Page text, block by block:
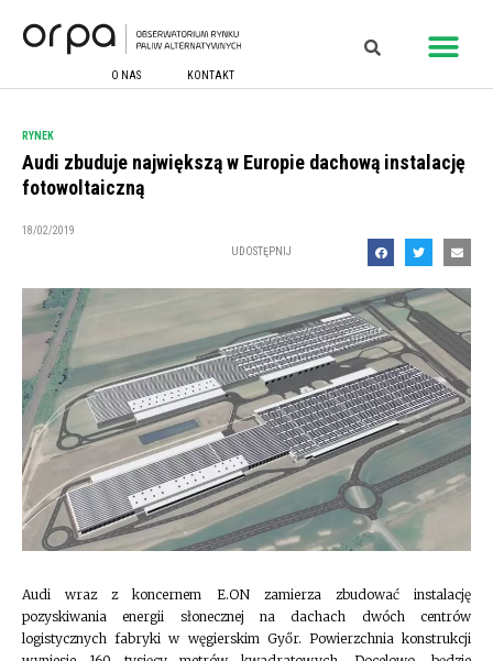
O NAS KONTAKT
RYNEK
Audi zbuduje największą w Europie dachową instalację
fotowoltaiczną
18/02/2019
UDOSTĘPNIJ
Audi wraz z koncernem E.ON zamierza zbudować instalację
pozyskiwania energii słonecznej na dachach dwóch centrów
logistycznych fabryki w węgierskim Győr. Powierzchnia konstrukcji